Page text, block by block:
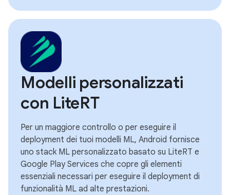
Modelli personalizzati
con LiteRT
Per un maggiore controllo o per eseguire il
deployment dei tuoi modelli ML, Android fornisce
uno stack ML personalizzato basato su LiteRT e
Google Play Services che copre gli elementi
essenziali necessari per eseguire il deployment di
funzionalità ML ad alte prestazioni.